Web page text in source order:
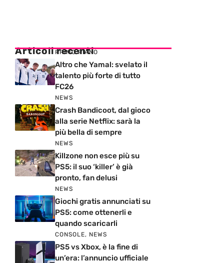
Articoli recenti
PRIMO PIANO
Altro che Yamal: svelato il
talento più forte di tutto
FC26
NEWS
Crash Bandicoot, dal gioco
alla serie Netflix: sarà la
più bella di sempre
NEWS
Killzone non esce più su
PS5: il suo ‘killer’ è già
pronto, fan delusi
NEWS
Giochi gratis annunciati su
PS5: come ottenerli e
quando scaricarli
CONSOLE, NEWS
PS5 vs Xbox, è la fine di
un’era: l’annuncio ufficiale